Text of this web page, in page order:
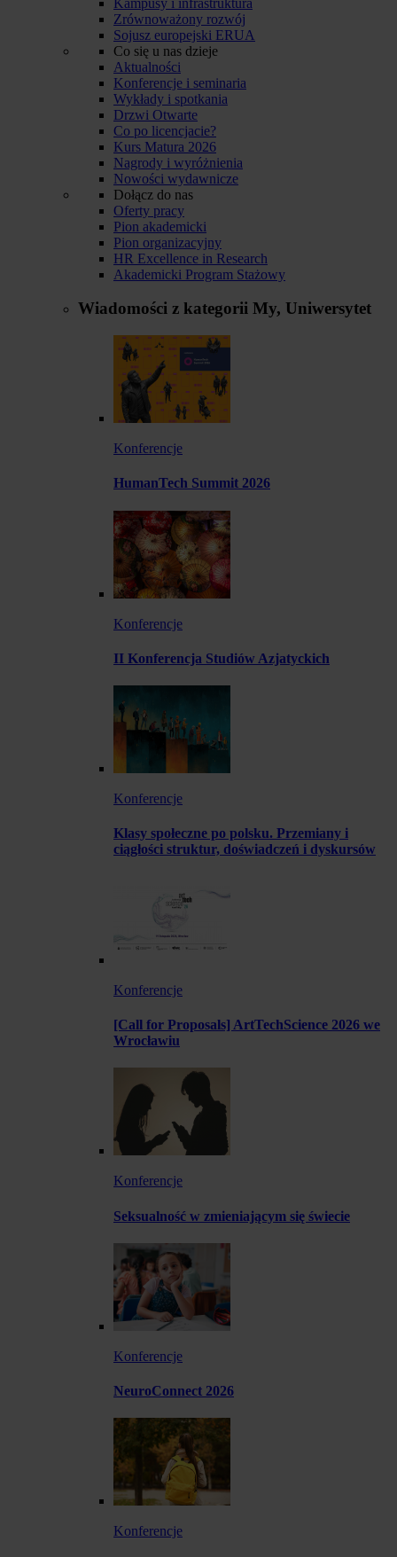
Zrównoważony rozwój
Sojusz europejski ERUA
Co się u nas dzieje
Aktualności
Konferencje i seminaria
Wykłady i spotkania
Drzwi Otwarte
Co po licencjacie?
Kurs Matura 2026
Nagrody i wyróżnienia
Nowości wydawnicze
Dołącz do nas
Oferty pracy
Pion akademicki
Pion organizacyjny
HR Excellence in Research
Akademicki Program Stażowy
Wiadomości z kategorii My, Uniwersytet
Konferencje
HumanTech Summit 2026
Konferencje
II Konferencja Studiów Azjatyckich
Konferencje
Klasy społeczne po polsku. Przemiany i
ciągłości struktur, doświadczeń i dyskursów
Konferencje
[Call for Proposals] ArtTechScience 2026 we
Wrocławiu
Konferencje
Seksualność w zmieniającym się świecie
Konferencje
NeuroConnect 2026
Konferencje